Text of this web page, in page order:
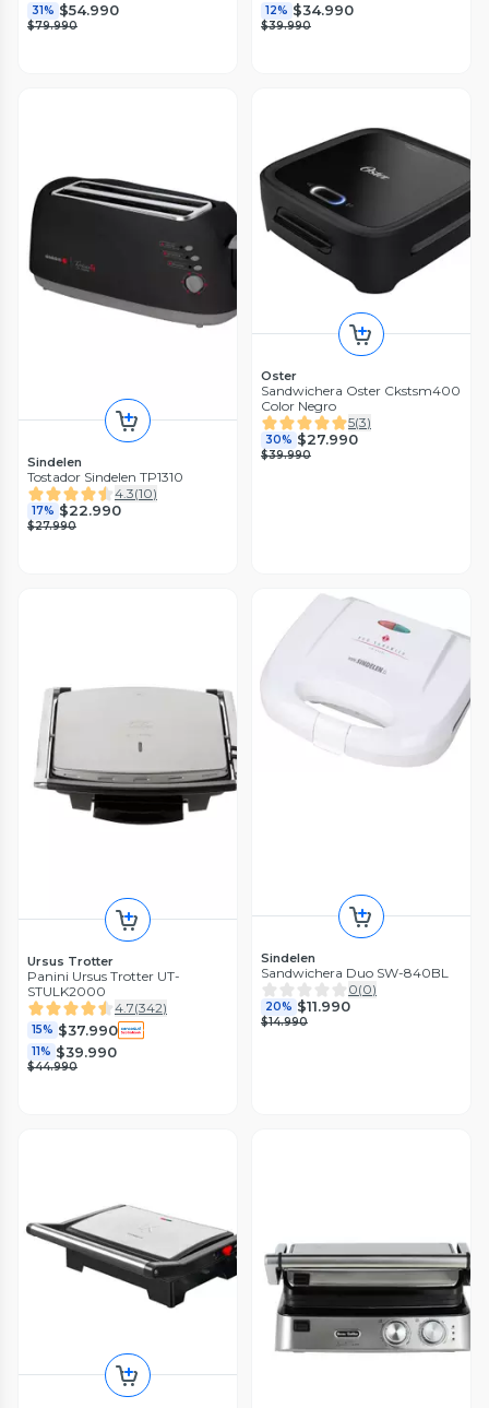
31% $54.990
$79.990
12% $34.990
$39.990
Sindelen
Tostador Sindelen TP1310
4.3(10)
17% $22.990
$27.990
Oster
Sandwichera Oster Ckstsm400
Color Negro
5(3)
30% $27.990
$39.990
Ursus Trotter
Panini Ursus Trotter UT-
STULK2000
4.7(342)
15% $37.990
11% $39.990
$44.990
Sindelen
Sandwichera Duo SW-840BL
0(0)
20% $11.990
$14.990